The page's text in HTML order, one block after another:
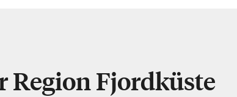
Region Fjordküste